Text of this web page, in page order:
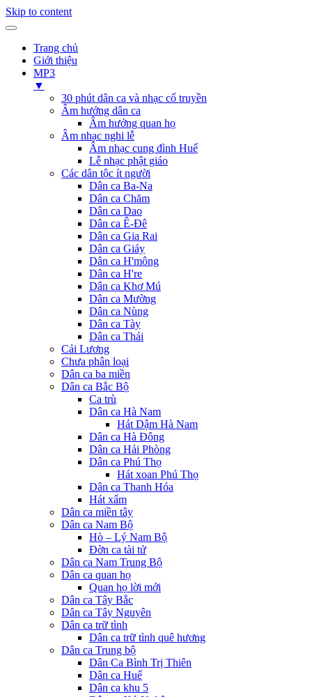
Skip to content
Trang chủ
Giới thiệu
MP3
▼
30 phút dân ca và nhạc cổ truyền
Âm hưởng dân ca
Âm hưởng quan họ
Âm nhạc nghi lễ
Âm nhạc cung đình Huế
Lễ nhạc phật giáo
Các dân tộc ít người
Dân ca Ba-Na
Dân ca Chăm
Dân ca Dao
Dân ca Ê-Đê
Dân ca Gia Rai
Dân ca Giáy
Dân ca H'mông
Dân ca H're
Dân ca Khơ Mú
Dân ca Mường
Dân ca Nùng
Dân ca Tày
Dân ca Thái
Cải Lương
Chưa phân loại
Dân ca ba miền
Dân ca Bắc Bộ
Ca trù
Dân ca Hà Nam
Hát Dậm Hà Nam
Dân ca Hà Đông
Dân ca Hải Phòng
Dân ca Phú Thọ
Hát xoan Phú Thọ
Dân ca Thanh Hóa
Hát xẩm
Dân ca miền tây
Dân ca Nam Bộ
Hò – Lý Nam Bộ
Đờn ca tài tử
Dân ca Nam Trung Bộ
Dân ca quan họ
Quan họ lời mới
Dân ca Tây Bắc
Dân ca Tây Nguyên
Dân ca trữ tình
Dân ca trữ tình quê hương
Dân ca Trung bộ
Dân Ca Bình Trị Thiên
Dân ca Huế
Dân ca khu 5